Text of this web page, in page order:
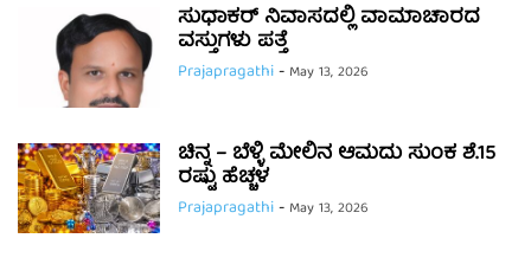
ಸುಧಾಕರ್ ನಿವಾಸದಲ್ಲಿ ವಾಮಾಚಾರದ
ವಸ್ತುಗಳು ಪತ್ತೆ
Prajapragathi- May 13, 2026
ಚಿನ್ನ – ಬೆಳ್ಳಿ ಮೇಲಿನ ಆಮದು ಸುಂಕ ಶೆ.15
ರಷ್ಟು ಹೆಚ್ಚಳ
Prajapragathi- May 13, 2026